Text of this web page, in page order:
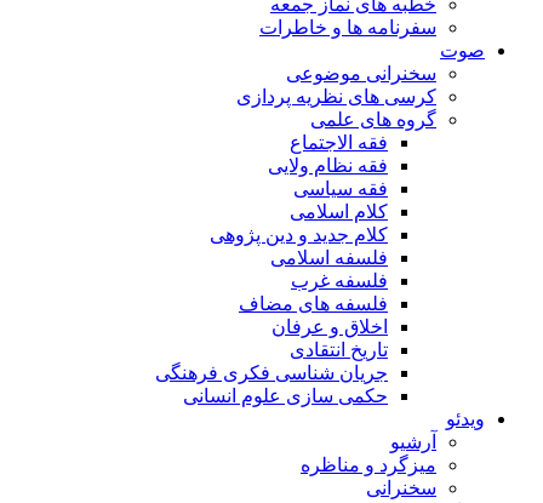
سفرنامه ها و خاطرات
صوت
سخنرانی موضوعی
کرسی های نظریه پردازی
گروه های علمی
فقه الاجتماع
فقه نظام ولایی
فقه سیاسی
کلام اسلامی
کلام جدید و دین پژوهی
فلسفه اسلامی
فلسفه غرب
فلسفه های مضاف
اخلاق و عرفان
تاریخ انتقادی
جریان شناسی فکری فرهنگی
حکمی سازی علوم انسانی
ویدئو
آرشیو
میزگرد و مناظره
سخنرانی